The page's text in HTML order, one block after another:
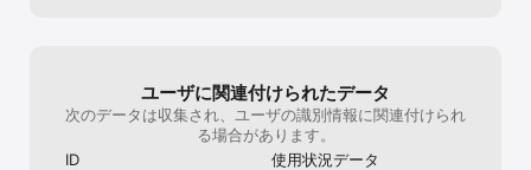
Microsoft グループ企業各社の商標です。 他のすべての商標は、そ
れぞれの所有者の財産です。 プレイするには、Microsoft サービス
規約とプライバシーに関する声明に同意する必要があります。
(https://www.microsoft.com/en-us/servicesagreement,
ユーザに関連付けられたデータ
次のデータは収集され、ユーザの識別情報に関連付けられ
る場合があります。
ID
使用状況データ